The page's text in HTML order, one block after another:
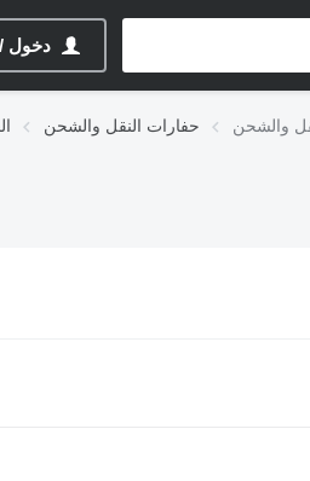
دخول
حفارات النقل والشحن